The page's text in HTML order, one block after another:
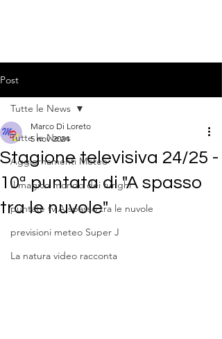
Post
Tutte le News
Aggiornamenti Meteo
Il magico mondo dei funghi
puntate tv A spasso tra le nuvole
previsioni meteo Super J
La natura video racconta
Tutte le News
Stagione televisiva 24/25 -
10ª puntata di "A spasso
tra le nuvole"
Marco Di Loreto
5 nov 2024